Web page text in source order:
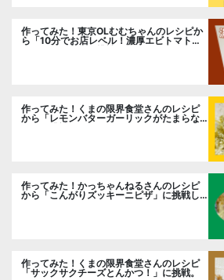
作ってみた！東京OLむむちゃんのレシピか
ら「10分でお店レベル！濃厚エビトマトク
作ってみた！くまの限界食堂さんのレシピ
から「レモンバターガーリックがたまらな
作ってみた！かっちゃんねるさんのレシピ
から「こんがりズッキーニピザ」に挑戦し
作ってみた！くまの限界食堂さんのレシピ
「サックサクチーズとんかつ！」に挑戦。